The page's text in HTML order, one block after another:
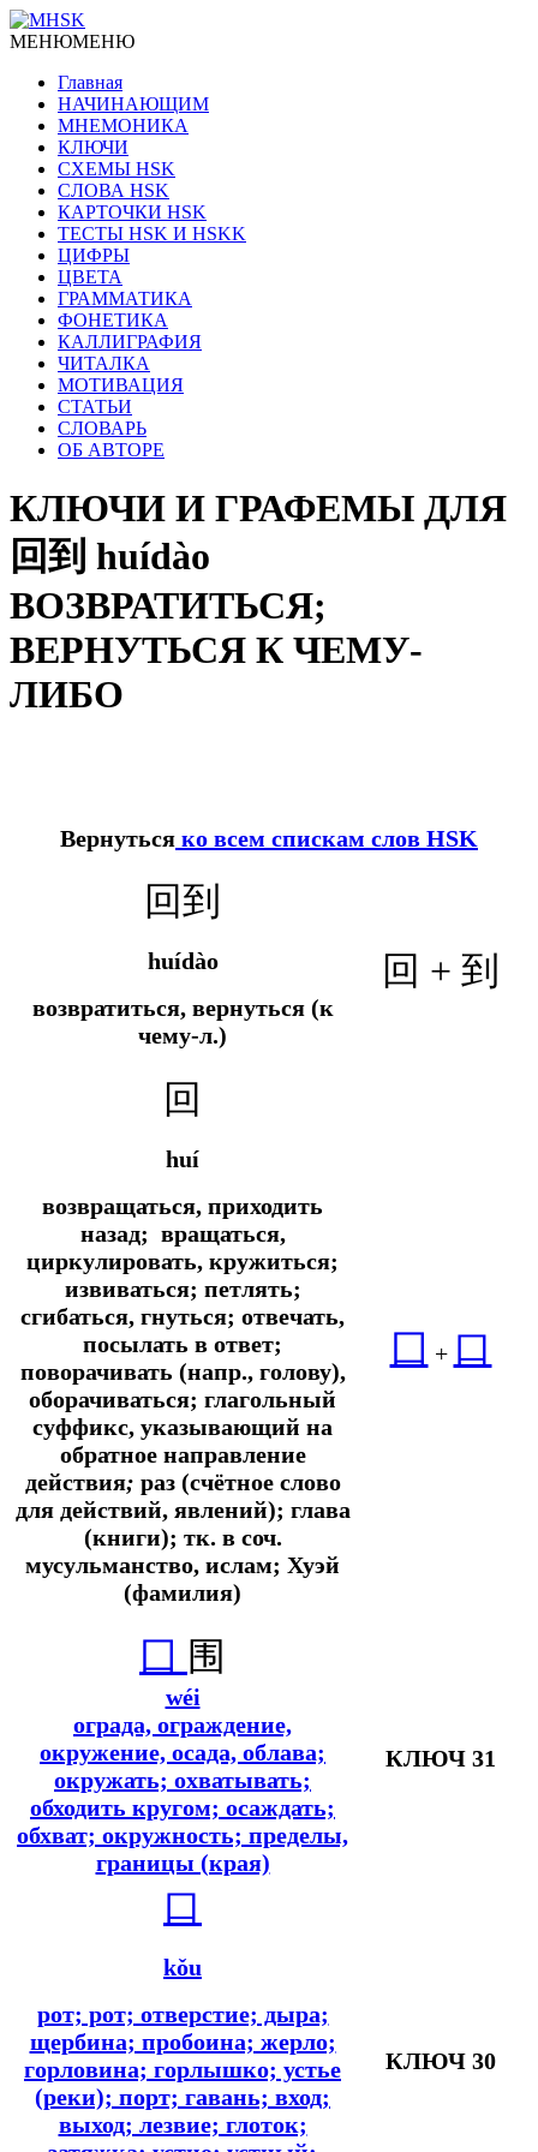
МЕНЮМЕНЮ
Главная
НАЧИНАЮЩИМ
МНЕМОНИКА
КЛЮЧИ
СХЕМЫ HSK
СЛОВА HSK
КАРТОЧКИ HSK
ТЕСТЫ HSK И HSKK
ЦИФРЫ
ЦВЕТА
ГРАММАТИКА
ФОНЕТИКА
КАЛЛИГРАФИЯ
ЧИТАЛКА
МОТИВАЦИЯ
СТАТЬИ
СЛОВАРЬ
ОБ АВТОРЕ
КЛЮЧИ И ГРАФЕМЫ ДЛЯ
回到 huídào
ВОЗВРАТИТЬСЯ;
ВЕРНУТЬСЯ К ЧЕМУ-
ЛИБО
Вернуться ко всем спискам слов HSK
回到
huídào
возвратиться, вернуться (к
чему-л.)
回 + 到
回
huí
возвращаться, приходить
назад; вращаться,
циркулировать, кружиться;
извиваться; петлять;
сгибаться, гнуться; отвечать,
посылать в ответ;
поворачивать (напр., голову),
оборачиваться; глагольный
суффикс, указывающий на
обратное направление
действия; раз (счётное слово
для действий, явлений); глава
(книги); тк. в соч.
мусульманство, ислам; Хуэй
(фамилия)
囗 + 口
囗 围
wéi
ограда, ограждение,
окружение, осада, облава;
окружать; охватывать;
обходить кругом; осаждать;
обхват; окружность; пределы,
границы (края)
КЛЮЧ 31
口
kǒu
рот; рот; отверстие; дыра;
щербина; пробоина; жерло;
горловина; горлышко; устье
(реки); порт; гавань; вход;
выход; лезвие; глоток;
КЛЮЧ 30